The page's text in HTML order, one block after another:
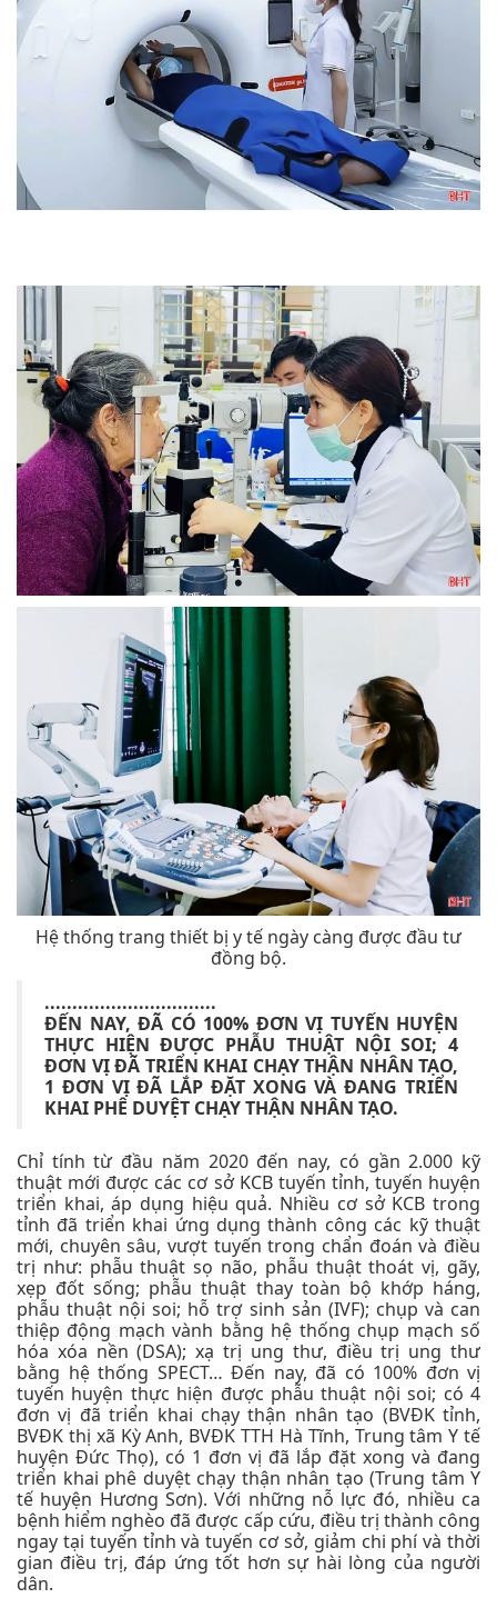
Hệ thống trang thiết bị y tế ngày càng được đầu tư
đồng bộ.
...............................
ĐẾN NAY, ĐÃ CÓ 100% ĐƠN VỊ TUYẾN HUYỆN
THỰC HIỆN ĐƯỢC PHẪU THUẬT NỘI SOI; 4
ĐƠN VỊ ĐÃ TRIỂN KHAI CHẠY THẬN NHÂN TẠO,
1 ĐƠN VỊ ĐÃ LẮP ĐẶT XONG VÀ ĐANG TRIỂN
KHAI PHÊ DUYỆT CHẠY THẬN NHÂN TẠO.
Chỉ tính từ đầu năm 2020 đến nay, có gần 2.000 kỹ
thuật mới được các cơ sở KCB tuyến tỉnh, tuyến huyện
triển khai, áp dụng hiệu quả. Nhiều cơ sở KCB trong
tỉnh đã triển khai ứng dụng thành công các kỹ thuật
mới, chuyên sâu, vượt tuyến trong chẩn đoán và điều
trị như: phẫu thuật sọ não, phẫu thuật thoát vị, gãy,
xẹp đốt sống; phẫu thuật thay toàn bộ khớp háng,
phẫu thuật nội soi; hỗ trợ sinh sản (IVF); chụp và can
thiệp động mạch vành bằng hệ thống chụp mạch số
hóa xóa nền (DSA); xạ trị ung thư, điều trị ung thư
bằng hệ thống SPECT… Đến nay, đã có 100% đơn vị
tuyến huyện thực hiện được phẫu thuật nội soi; có 4
đơn vị đã triển khai chạy thận nhân tạo (BVĐK tỉnh,
BVĐK thị xã Kỳ Anh, BVĐK TTH Hà Tĩnh, Trung tâm Y tế
huyện Đức Thọ), có 1 đơn vị đã lắp đặt xong và đang
triển khai phê duyệt chạy thận nhân tạo (Trung tâm Y
tế huyện Hương Sơn). Với những nỗ lực đó, nhiều ca
bệnh hiểm nghèo đã được cấp cứu, điều trị thành công
ngay tại tuyến tỉnh và tuyến cơ sở, giảm chi phí và thời
gian điều trị, đáp ứng tốt hơn sự hài lòng của người
dân.